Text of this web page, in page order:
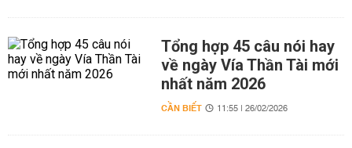
Tổng hợp 45 câu nói hay
về ngày Vía Thần Tài mới
nhất năm 2026
CẦN BIẾT 11:55 | 26/02/2026